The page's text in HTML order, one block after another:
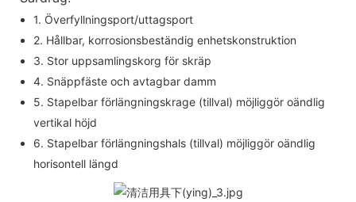
1. Överfyllningsport/uttagsport
2. Hållbar, korrosionsbeständig enhetskonstruktion
3. Stor uppsamlingskorg för skräp
4. Snäppfäste och avtagbar damm
5. Stapelbar förlängningskrage (tillval) möjliggör oändlig
vertikal höjd
6. Stapelbar förlängningshals (tillval) möjliggör oändlig
horisontell längd